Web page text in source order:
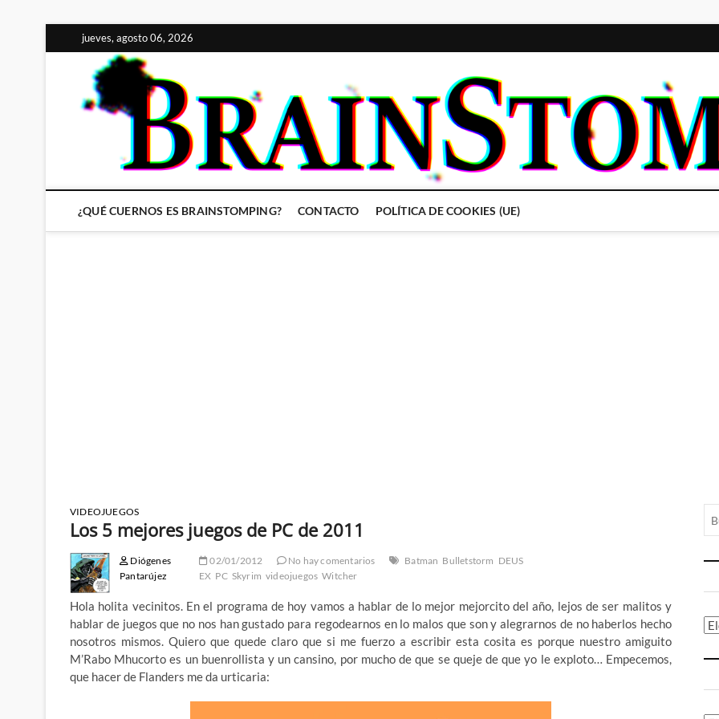
al
contenido
jueves, agosto 06, 2026
¿QUÉ CUERNOS ES BRAINSTOMPING? CONTACTO POLÍTICA DE COOKIES (UE)
VIDEOJUEGOS
Los 5 mejores juegos de PC de 2011
Diógenes
Pantarújez
02/01/2012 No hay comentarios Batman Bulletstorm DEUS
EX PC Skyrim videojuegos Witcher
Hola holita vecinitos. En el programa de hoy vamos a hablar de lo mejor mejorcito del año, lejos de ser malitos y
hablar de juegos que no nos han gustado para regodearnos en lo malos que son y alegrarnos de no haberlos hecho
nosotros mismos. Quiero que quede claro que si me fuerzo a escribir esta cosita es porque nuestro amiguito
M’Rabo Mhucorto es un buenrollista y un cansino, por mucho de que se queje de que yo le exploto… Empecemos,
que hacer de Flanders me da urticaria: